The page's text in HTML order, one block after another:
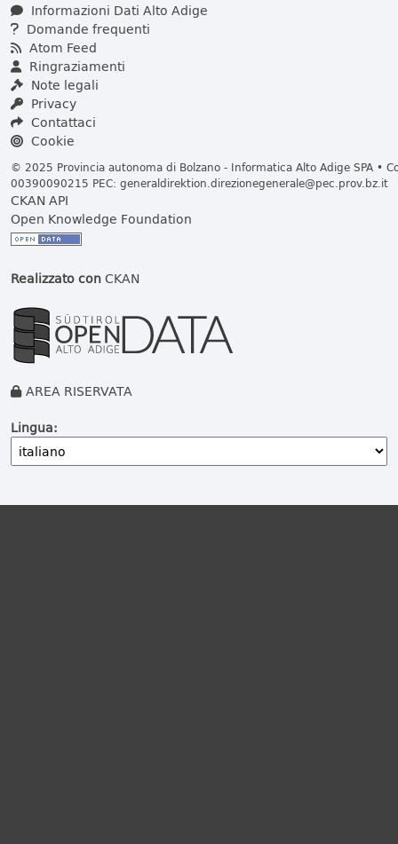
Informazioni Dati Alto Adige
Domande frequenti
Atom Feed
Ringraziamenti
Note legali
Privacy
Contattaci
Cookie
© 2025 Provincia autonoma di Bolzano - Informatica Alto Adige SPA •
00390090215 PEC: generaldirektion.direzionegenerale@pec.prov.bz.it
CKAN API
Open Knowledge Foundation
Realizzato conCKAN
AREA RISERVATA
Lingua